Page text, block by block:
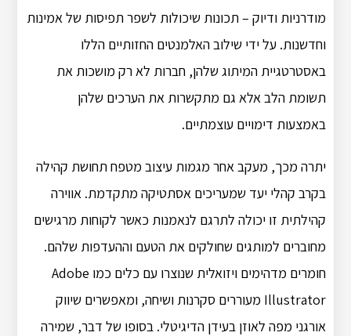
מודרניות ודיוק – תכונות שיכולות לשפר תפיסות של אמינות
וחדשנות. על ידי שילוב האלמנטים החזותיים הללו
באסטרטגיית המיתוג שלהן, חברות לא רק מושכות את
תשומת הלב אלא גם מתקשרות את הערכים שלהן
באמצעות דימויים עוצמתיים.
יתרה מכך, מעקב אחר מגמות עיצוב מטפח תחושת קהילה
בקרב קהלי יעד שמעריכים אסתטיקה מתקדמת. אווירה
קהילתית זו יכולה לתרגם לנאמנות כאשר לקוחות מרגישים
מחוברים למותגים שחולקים את הטעם וההעדפות שלהם.
חומרים מדהימים ויזואלית שנוצרו עם כלים כמו Adobe
Illustrator מעוררים סקרנות ושיחה, ומאפשרים שיווק
אורגני מפה לאוזן בעידן הדיגיטלי. בסופו של דבר, שמירה